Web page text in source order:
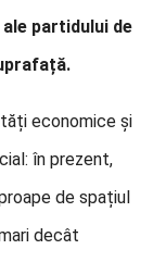
partidului de
economice și
în prezent,
de spațiul
decât